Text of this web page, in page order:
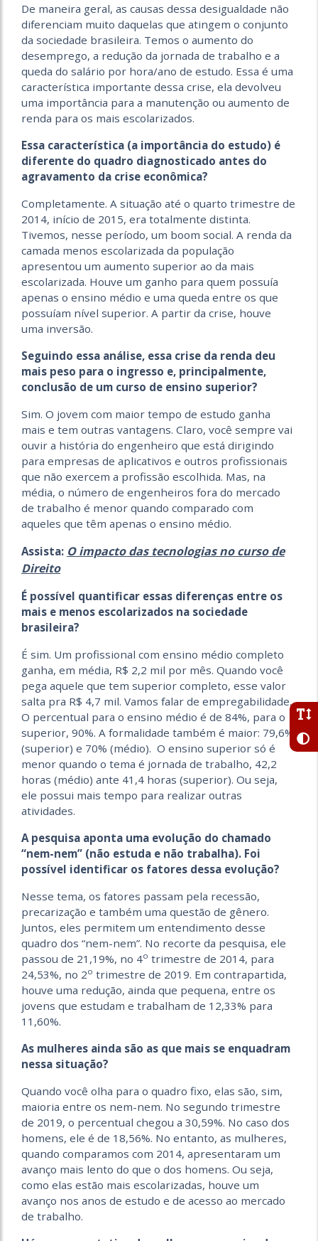
De maneira geral, as causas dessa desigualdade não
diferenciam muito daquelas que atingem o conjunto
da sociedade brasileira. Temos o aumento do
desemprego, a redução da jornada de trabalho e a
queda do salário por hora/ano de estudo. Essa é uma
característica importante dessa crise, ela devolveu
uma importância para a manutenção ou aumento de
renda para os mais escolarizados.
Essa característica (a importância do estudo) é
diferente do quadro diagnosticado antes do
agravamento da crise econômica?
Completamente. A situação até o quarto trimestre de
2014, início de 2015, era totalmente distinta.
Tivemos, nesse período, um boom social. A renda da
camada menos escolarizada da população
apresentou um aumento superior ao da mais
escolarizada. Houve um ganho para quem possuía
apenas o ensino médio e uma queda entre os que
possuíam nível superior. A partir da crise, houve
uma inversão.
Seguindo essa análise, essa crise da renda deu
mais peso para o ingresso e, principalmente,
conclusão de um curso de ensino superior?
Sim. O jovem com maior tempo de estudo ganha
mais e tem outras vantagens. Claro, você sempre vai
ouvir a história do engenheiro que está dirigindo
para empresas de aplicativos e outros profissionais
que não exercem a profissão escolhida. Mas, na
média, o número de engenheiros fora do mercado
de trabalho é menor quando comparado com
aqueles que têm apenas o ensino médio.
Assista: O impacto das tecnologias no curso de
Direito
É possível quantificar essas diferenças entre os
mais e menos escolarizados na sociedade
brasileira?
É sim. Um profissional com ensino médio completo
ganha, em média, R$ 2,2 mil por mês. Quando você
pega aquele que tem superior completo, esse valor
salta pra R$ 4,7 mil. Vamos falar de empregabilidade.
O percentual para o ensino médio é de 84%, para o
superior, 90%. A formalidade também é maior: 79,6%
(superior) e 70% (médio). O ensino superior só é
menor quando o tema é jornada de trabalho, 42,2
horas (médio) ante 41,4 horas (superior). Ou seja,
ele possui mais tempo para realizar outras
atividades.
A pesquisa aponta uma evolução do chamado
“nem-nem” (não estuda e não trabalha). Foi
possível identificar os fatores dessa evolução?
Nesse tema, os fatores passam pela recessão,
precarização e também uma questão de gênero.
Juntos, eles permitem um entendimento desse
quadro dos “nem-nem”. No recorte da pesquisa, ele
passou de 21,19%, no 4o trimestre de 2014, para
24,53%, no 2o trimestre de 2019. Em contrapartida,
houve uma redução, ainda que pequena, entre os
jovens que estudam e trabalham de 12,33% para
11,60%.
As mulheres ainda são as que mais se enquadram
nessa situação?
Quando você olha para o quadro fixo, elas são, sim,
maioria entre os nem-nem. No segundo trimestre
de 2019, o percentual chegou a 30,59%. No caso dos
homens, ele é de 18,56%. No entanto, as mulheres,
quando comparamos com 2014, apresentaram um
avanço mais lento do que o dos homens. Ou seja,
como elas estão mais escolarizadas, houve um
avanço nos anos de estudo e de acesso ao mercado
de trabalho.